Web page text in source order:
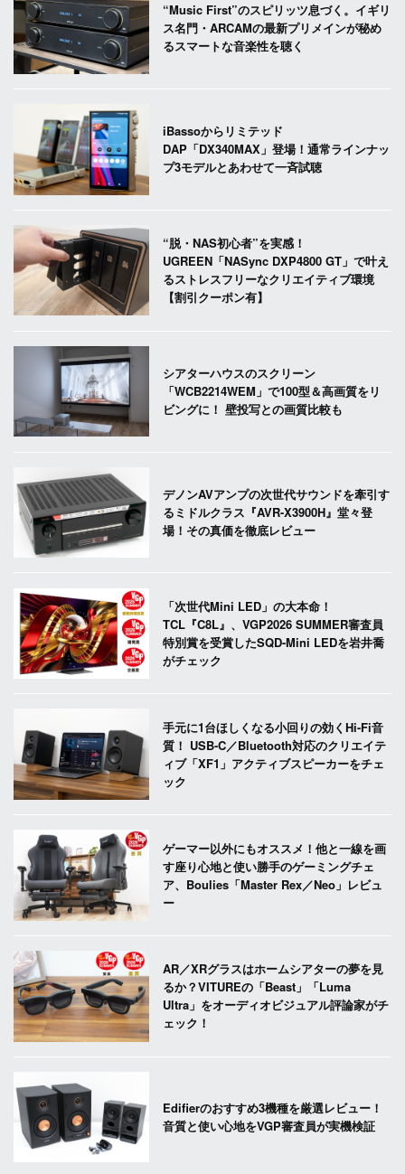
“Music First”のスピリッツ息づく。イギリ
ス名門・ARCAMの最新プリメインが秘め
るスマートな音楽性を聴く
iBassoからリミテッド
DAP「DX340MAX」登場！通常ラインナッ
プ3モデルとあわせて一斉試聴
“脱・NAS初心者”を実感！
UGREEN「NASync DXP4800 GT」で叶え
るストレスフリーなクリエイティブ環境
【割引クーポン有】
シアターハウスのスクリーン
「WCB2214WEM」で100型＆高画質をリ
ビングに！ 壁投写との画質比較も
デノンAVアンプの次世代サウンドを牽引す
るミドルクラス『AVR-X3900H』堂々登
場！その真価を徹底レビュー
「次世代Mini LED」の大本命！
TCL『C8L』、VGP2026 SUMMER審査員
特別賞を受賞したSQD-Mini LEDを岩井喬
がチェック
手元に1台ほしくなる小回りの効くHi-Fi音
質！ USB-C／Bluetooth対応のクリエイテ
ィブ「XF1」アクティブスピーカーをチェ
ック
ゲーマー以外にもオススメ！他と一線を画
す座り心地と使い勝手のゲーミングチェ
ア、Boulies「Master Rex／Neo」レビュ
ー
AR／XRグラスはホームシアターの夢を見
るか？VITUREの「Beast」「Luma
Ultra」をオーディオビジュアル評論家がチ
ェック！
Edifierのおすすめ3機種を厳選レビュー！
音質と使い心地をVGP審査員が実機検証